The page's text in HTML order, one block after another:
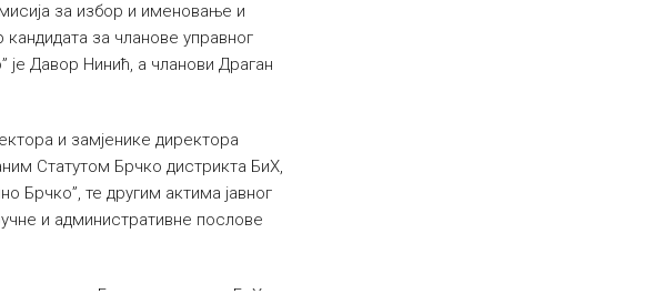
за избор и именовање и
за чланове управног
је Давор Нинић, а чланови Драган
и замјенике директора
Статутом Брчко дистрикта БиХ,
Брчко”, те другим актима јавног
и административне послове
у Брчко дистрикту БиХ,